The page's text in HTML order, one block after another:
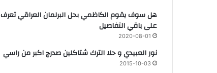
هل سوف يقوم الكاظمي بحل البرلمان العراقي تعرف
على باقي التفاصيل
2020-08-01
نور العبيدي و حلا الترك شتاكلين صدرج اكبر من راسي
2015-10-03